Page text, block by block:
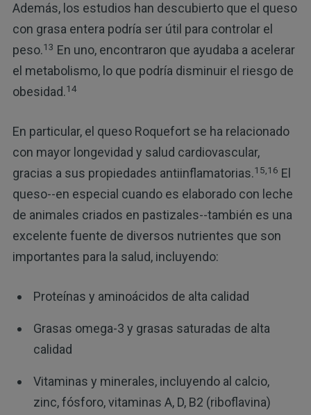
Además, los estudios han descubierto que el queso
con grasa entera podría ser útil para controlar el
peso.13 En uno, encontraron que ayudaba a acelerar
el metabolismo, lo que podría disminuir el riesgo de
obesidad.14
En particular, el queso Roquefort se ha relacionado
con mayor longevidad y salud cardiovascular,
gracias a sus propiedades antiinflamatorias.15, 16 El
queso--en especial cuando es elaborado con leche
de animales criados en pastizales--también es una
excelente fuente de diversos nutrientes que son
importantes para la salud, incluyendo:
Proteínas y aminoácidos de alta calidad
Grasas omega-3 y grasas saturadas de alta
calidad
Vitaminas y minerales, incluyendo al calcio,
zinc, fósforo, vitaminas A, D, B2 (riboflavina)